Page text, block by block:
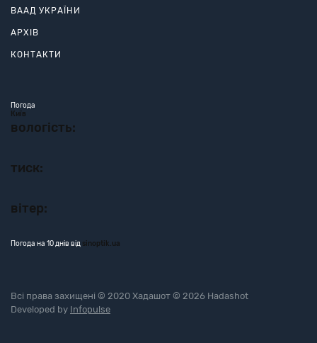
ВААД УКРАЇНИ
АРХІВ
КОНТАКТИ
Погода
Київ
вологість:
тиск:
вітер:
Погода на 10 днів від sinoptik.ua
Всі права захищені © 2020 Хадашот © 2026 Hadashot
Developed by Infopulse